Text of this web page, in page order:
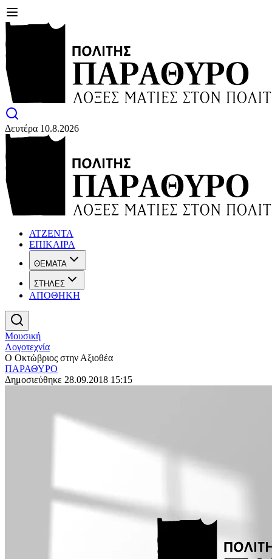
Δευτέρα 10.8.2026
ΑΤΖΕΝΤΑ
ΕΠΙΚΑΙΡΑ
ΘΕΜΑΤΑ
ΣΤΗΛΕΣ
ΑΠΟΘΗΚΗ
Μουσική
Λογοτεχνία
Ο Οκτώβριος στην Αξιοθέα
ΠΑΡΑΘΥΡΟ
Δημοσιεύθηκε 28.09.2018 15:15